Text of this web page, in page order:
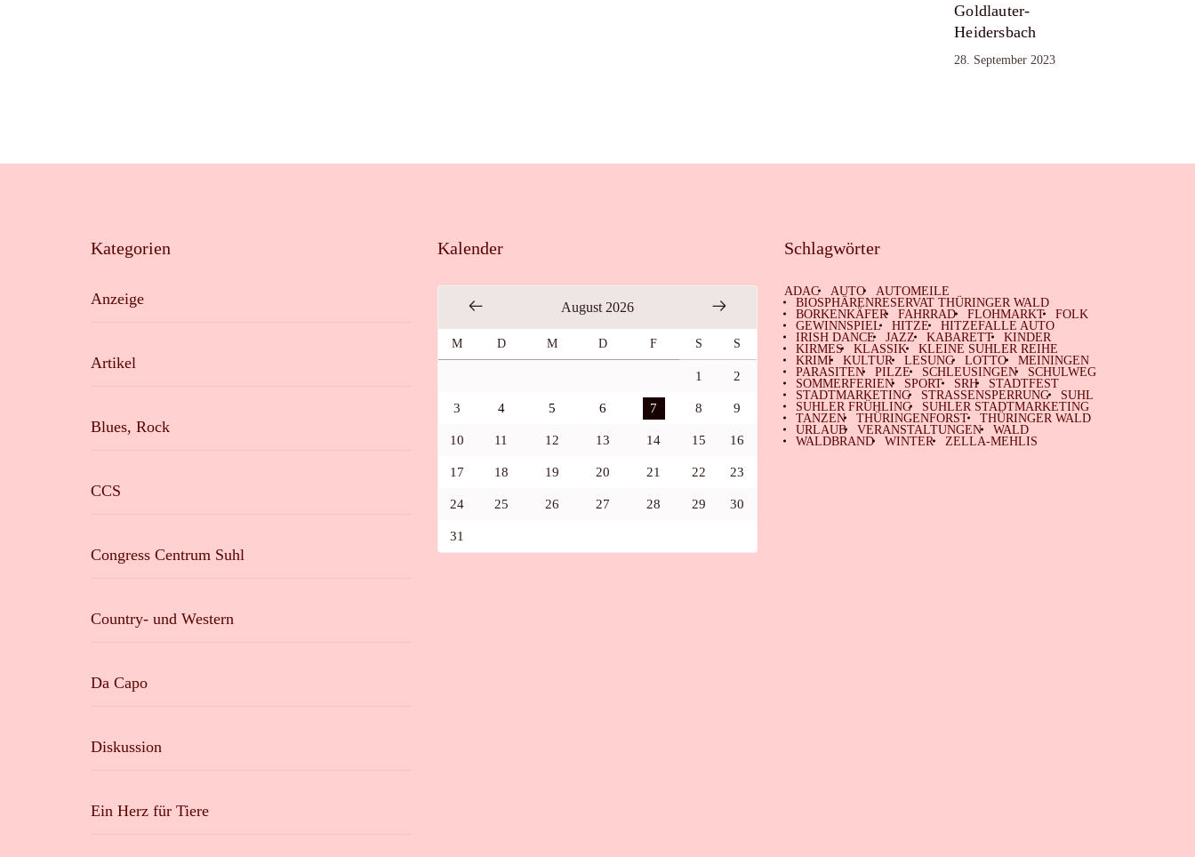
Goldlauter-
Heidersbach
28. September 2023
Kategorien
Anzeige
Artikel
Blues, Rock
CCS
Congress Centrum Suhl
Country- und Western
Da Capo
Diskussion
Ein Herz für Tiere
Kalender
August 2026
M D M D F S S
1 2
3 4 5 6 7 8 9
10 11 12 13 14 15 16
17 18 19 20 21 22 23
24 25 26 27 28 29 30
31
Schlagwörter
ADAC AUTO
AUTOMEILE
BIOSPHÄRENRESERVAT THÜRINGER WALD
BORKENKÄFER
FAHRRAD FLOHMARKT
FOLK
GEWINNSPIEL
HITZE
HITZEFALLE AUTO
IRISH DANCE
JAZZ KABARETT
KINDER
KIRMES
KLASSIK
KLEINE SUHLER REIHE
KRIMI
KULTUR LESUNG LOTTO
MEININGEN
PARASITEN
PILZE SCHLEUSINGEN
SCHULWEG
SOMMERFERIEN
SPORT SRH
STADTFEST
STADTMARKETING
STRASSENSPERRUNG
SUHL
SUHLER FRÜHLING
SUHLER STADTMARKETING
TANZEN
THÜRINGENFORST
THÜRINGER WALD
URLAUB
VERANSTALTUNGEN
WALD
WALDBRAND
WINTER ZELLA-MEHLIS